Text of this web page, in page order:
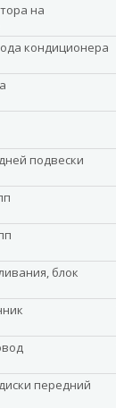
на
кондиционера
подвески
блок
передний